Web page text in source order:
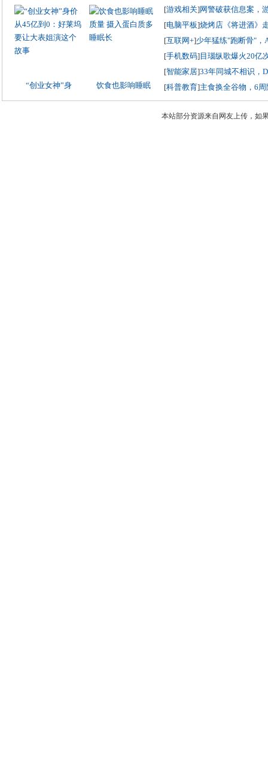
“创业女神”身 饮食也影响睡眠
[游戏相关]网警破获信息案，
[电脑平板]烧烤店《将进酒》
[互联网+]少年猛练"跑断骨"，
[手机数码]目瑙纵歌爆火20亿
[智能家居]33年同城不相识，
[科普教育]主食换全谷物，6
本站部分资源来自网友上传，如